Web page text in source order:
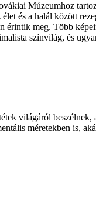
Múzeumhoz
élet és a halál között
érintik meg. Több
színvilág, és
világáról
méretekben is,